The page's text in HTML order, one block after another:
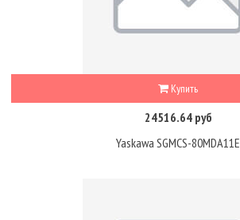
Купить
24516.64 руб
Yaskawa SGMCS-80MDA11E